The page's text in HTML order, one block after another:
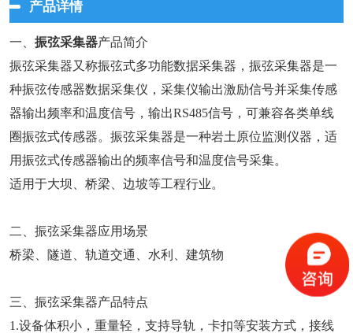
产品详情
一、 振弦采集器产品简介
振弦采集器又称振弦式多功能数据采集器，振弦采集器是一
种振弦传感器数据采集仪，采集仪输出激励信号并采集传感
器输出频率和温度信号，输出RS485信号，可兼容各类单线
圈振弦式传感器。振弦采集器是一种岩土原位监测仪器，适
用振弦式传感器输出的频率信号和温度信号采集。
适用于大坝、桥梁、边坡等工程⾏业。
二、振弦采集器应用场景
桥梁、隧道、轨道交通、水利、建筑物
三、振弦采集器产品特点
1.设备体积小，重量轻，支持导轨，卡扣等安装方式，接线